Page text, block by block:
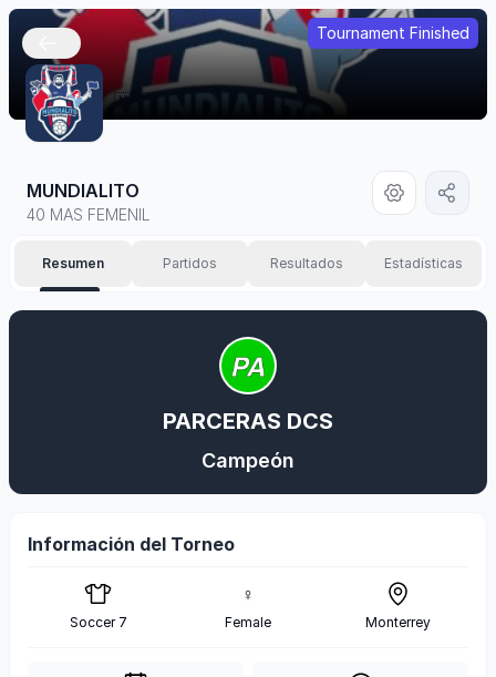
Tournament Finished
🇲🇽
MUNDIALITO
40 MAS FEMENIL
Resumen Partidos Resultados Estadísticas
PARCERAS DCS
Campeón
Información del Torneo
Soccer 7
♀
Female Monterrey